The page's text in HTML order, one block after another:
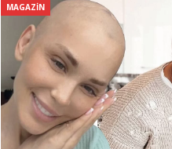
MAGAZIN